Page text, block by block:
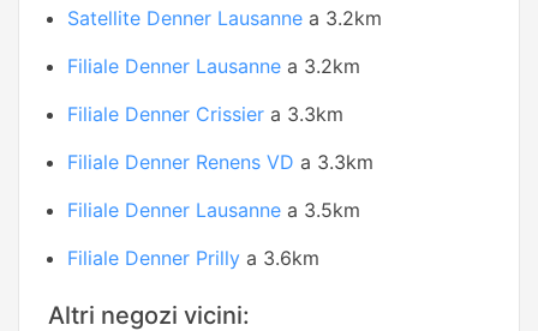
Satellite Denner Lausanne a 3.2km
Filiale Denner Lausanne a 3.2km
Filiale Denner Crissier a 3.3km
Filiale Denner Renens VD a 3.3km
Filiale Denner Lausanne a 3.5km
Filiale Denner Prilly a 3.6km
Altri negozi vicini: